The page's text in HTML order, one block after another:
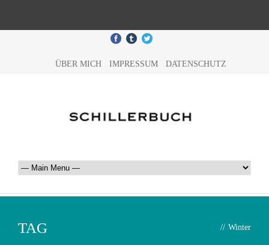
ÜBER MICH IMPRESSUM DATENSCHUTZ
TAG // Winter